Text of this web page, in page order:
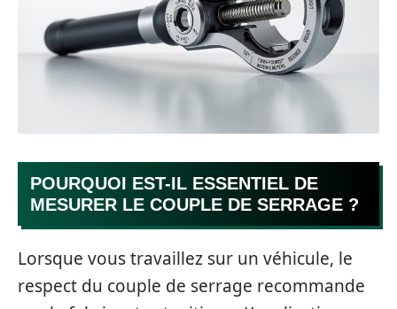
POURQUOI EST-IL ESSENTIEL DE
MESURER LE COUPLE DE SERRAGE ?
Lorsque vous travaillez sur un véhicule, le
respect du couple de serrage recommande